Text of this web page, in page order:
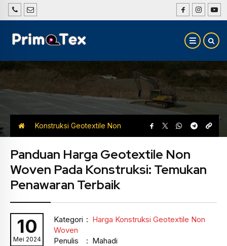
Konstruksi Geotextile Non
Harga Konstruksi Geotextile Non
Woven
Panduan Harga Geotextile Non
Woven Pada Konstruksi: Temukan
Penawaran Terbaik
10
Mei 2024
Kategori : Harga Konstruksi Geotextile Non
Woven
Penulis
: Mahadi